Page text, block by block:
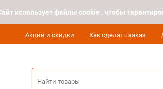
использует файлы cookie , чтобы
Акции и скидки Как сделать заказ